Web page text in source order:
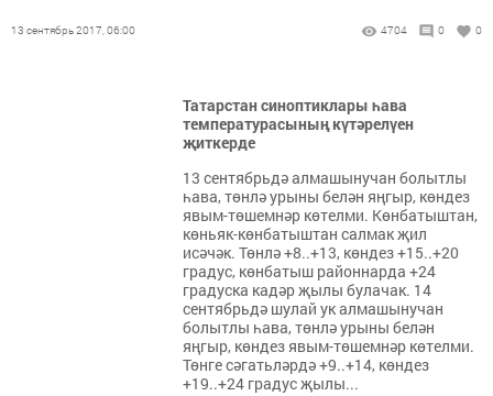
13 сентябрь 2017, 06:00 4704 0 0
Татарстан синоптиклары һава
температурасының күтәрелүен
җиткерде
13 сентябрьдә алмашынучан болытлы
һава, төнлә урыны белән яңгыр, көндез
явым-төшемнәр көтелми. Көнбатыштан,
көньяк-көнбатыштан салмак җил
исәчәк. Төнлә +8..+13, көндез +15..+20
градус, көнбатыш районнарда +24
градуска кадәр җылы булачак. 14
сентябрьдә шулай ук алмашынучан
болытлы һава, төнлә урыны белән
яңгыр, көндез явым-төшемнәр көтелми.
Төнге сәгатьләрдә +9..+14, көндез
+19..+24 градус җылы...